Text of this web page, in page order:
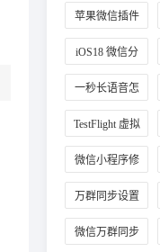
器
苹果微信插件
推荐
iOS18 微信分
身
一秒长语音怎
TestFlight 虚拟
定位
微信小程序修
改定位
万群同步设置
教程
微信万群同步